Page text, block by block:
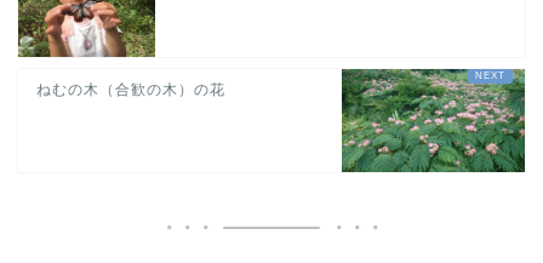
ねむの木（合歓の木）の花